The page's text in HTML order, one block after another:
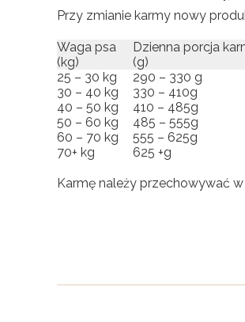
Przy zmianie karmy nowy
Waga psa
(kg)
Dzienna porcja
(g)
25 – 30 kg
290 – 330 g
30 – 40 kg
330 – 410g
40 – 50 kg
410 – 485g
50 – 60 kg
485 – 555g
60 – 70 kg
555 – 625g
70+ kg
625 +g
Karmę należy przechowywać